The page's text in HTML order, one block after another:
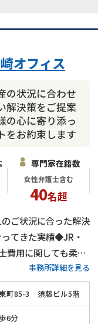
任意整理
消費者金融・サラ金
の状況に合わせ
解決策をご提案
の心に寄り添っ
をお約束します
オフィス
専門家在籍数
女性弁護士含む
40名超
ご状況に合った解決
てきた実績◆JR・
費用に関しても柔軟
援用 / 過払い金請求
なフォローを欠かさ
事務所詳細を見る
町85-3 須藤ビル5階
6分